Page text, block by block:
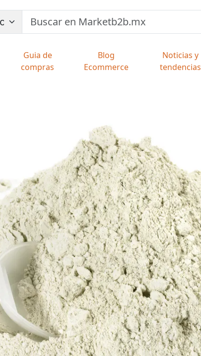
Guia de
compras
Blog
Ecommerce
Noticias y
tendencias